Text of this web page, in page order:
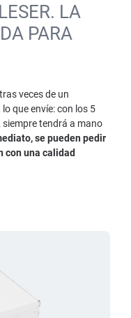
LA
PARA
veces de un
que envíe: con los 5
siempre tendrá a mano
se pueden pedir
con una calidad